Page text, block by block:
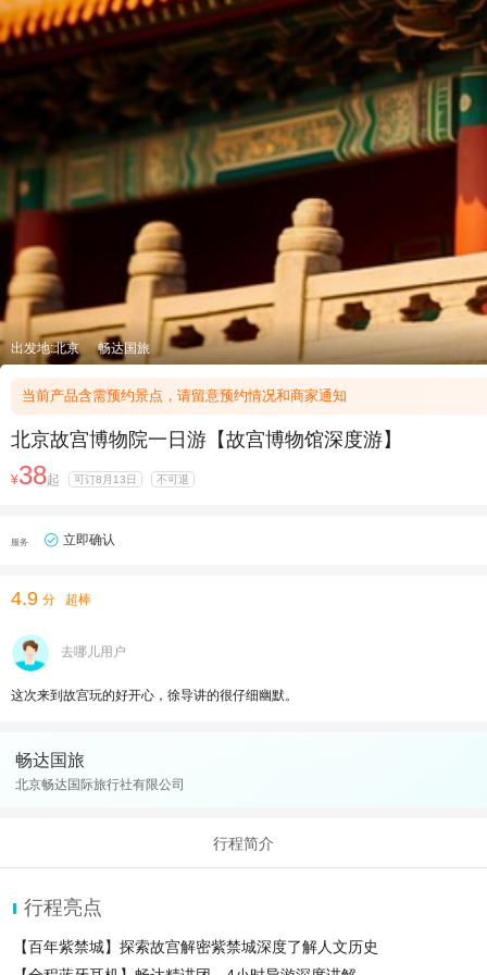
出发地:北京 畅达国旅
当前产品含需预约景点，请留意预约情况和商家通知
北京故宫博物院一日游【故宫博物馆深度游】
¥38起 可订8月13日 不可退
服务 立即确认
4.9 分 超棒
去哪儿用户
这次来到故宫玩的好开心，徐导讲的很仔细幽默。
畅达国旅
北京畅达国际旅行社有限公司
行程简介
行程亮点
【百年紫禁城】探索故宫解密紫禁城深度了解人文历史